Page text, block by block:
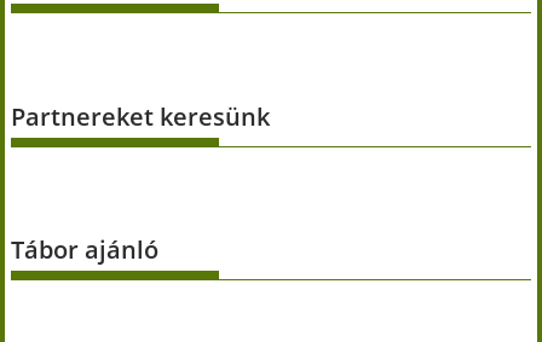
Partnereket keresünk
Tábor ajánló